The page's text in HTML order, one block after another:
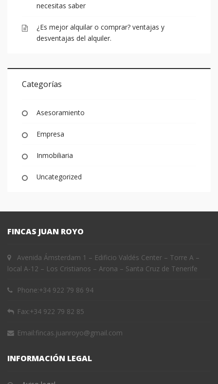
necesitas saber
¿Es mejor alquilar o comprar? ventajas y
desventajas del alquiler.
Categorías
Asesoramiento
Empresa
Inmobiliaria
Uncategorized
FINCAS JUAN ROYO
Avenida Ámsterdam 1 – Edificio Valdés Center – Torre A –
local A-12 – Los Cristianos – Arona – Santa Cruz de Tenerife
Phone:+34 922 79 86 94
Fax:+34 922 79 82 85
Email:fincas.juanroyo@gmail.com
INFORMACIÓN LEGAL